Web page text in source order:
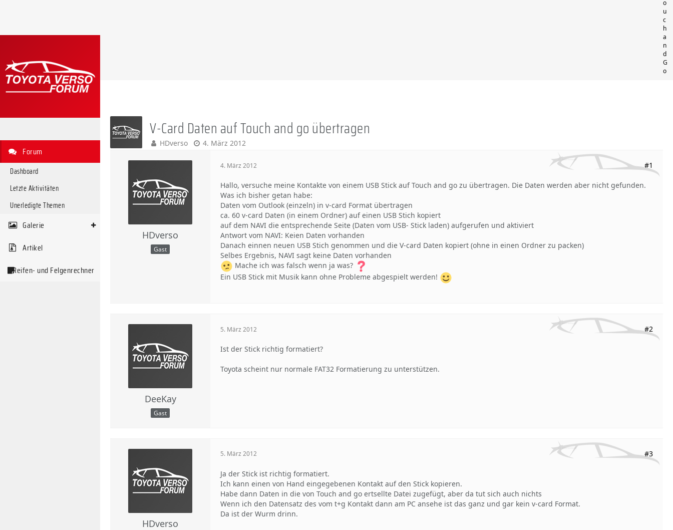
o
u
c
h
a
n
d
G
o
Forum
Dashboard
Letzte Aktivitäten
Unerledigte Themen
Galerie
Artikel
Reifen- und Felgenrechner
V-Card Daten auf Touch and go übertragen
HDverso 4. März 2012
HDverso
Gast
4. März 2012 #1
Hallo, versuche meine Kontakte von einem USB Stick auf Touch and go zu übertragen. Die Daten werden aber nicht gefunden.
Was ich bisher getan habe:
Daten vom Outlook (einzeln) in v-card Format übertragen
ca. 60 v-card Daten (in einem Ordner) auf einen USB Stich kopiert
auf dem NAVI die entsprechende Seite (Daten vom USB- Stick laden) aufgerufen und aktiviert
Antwort vom NAVI: Keien Daten vorhanden
Danach einnen neuen USB Stich genommen und die V-card Daten kopiert (ohne in einen Ordner zu packen)
Selbes Ergebnis, NAVI sagt keine Daten vorhanden
Mache ich was falsch wenn ja was?
Ein USB Stick mit Musik kann ohne Probleme abgespielt werden!
DeeKay
Gast
5. März 2012 #2
Ist der Stick richtig formatiert?
Toyota scheint nur normale FAT32 Formatierung zu unterstützen.
HDverso
5. März 2012 #3
Ja der Stick ist richtig formatiert.
Ich kann einen von Hand eingegebenen Kontakt auf den Stick kopieren.
Habe dann Daten in die von Touch and go ertsellte Datei zugefügt, aber da tut sich auch nichts
Wenn ich den Datensatz des vom t+g Kontakt dann am PC ansehe ist das ganz und gar kein v-card Format.
Da ist der Wurm drinn.